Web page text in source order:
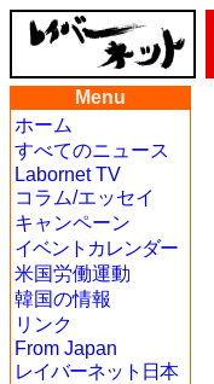
Menu
ホーム
すべてのニュース
Labornet TV
コラム/エッセイ
キャンペーン
イベントカレンダー
米国労働運動
韓国の情報
リンク
From Japan
レイバーネット日本